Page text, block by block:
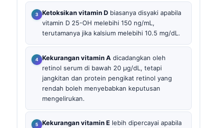
Ketoksikan vitamin D biasanya disyaki apabila
vitamin D 25-OH melebihi 150 ng/mL,
terutamanya jika kalsium melebihi 10.5 mg/dL.
Kekurangan vitamin A dicadangkan oleh
retinol serum di bawah 20 µg/dL, tetapi
jangkitan dan protein pengikat retinol yang
rendah boleh menyebabkan keputusan
mengelirukan.
Kekurangan vitamin E lebih dipercayai apabila